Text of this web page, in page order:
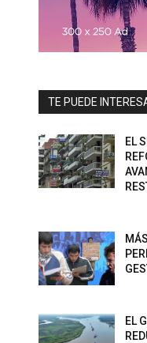
TE PUEDE
EL
EL